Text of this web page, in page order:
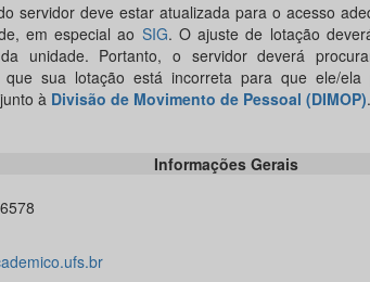
servidor deve estar atualizada para o acesso
em especial ao SIG. O ajuste de lotação
unidade. Portanto, o servidor deverá
que sua lotação está incorreta para que ele/ela
à Divisão de Movimento de Pessoal (DIMOP).
Informações Gerais